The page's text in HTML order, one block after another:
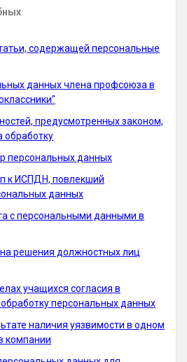
содержащей персональные
данных члена профсоюза в
предусмотренных законом,
обработку
персональных данных
к ИСПДН, повлекший
данных
с персональными данными в
решения должностных лиц
учащихся согласия в
персональных данных
наличия уязвимости в одном
компании